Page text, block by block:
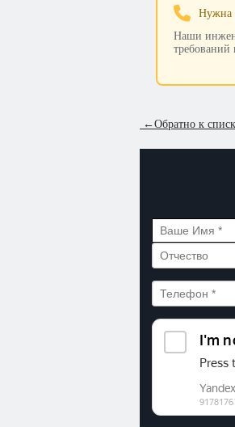
Нужна
Наши
требований
←Обратно к